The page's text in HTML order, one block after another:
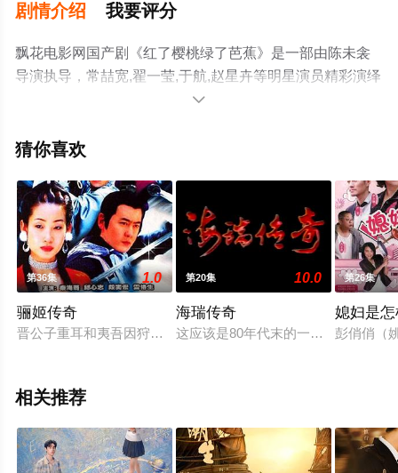
剧情介绍 我要评分
飘花电影网国产剧《红了樱桃绿了芭蕉》是一部由陈未衾
导演执导，常喆宽,翟一莹,于航,赵星卉等明星演员精彩演绎
的中国大陆电视剧，大结局剧情已揭晓（1-20全集），手
更多相关信息可移步至豆瓣电视剧、电视猫或剧情网等平

猜你喜欢
第36集 1.0
骊姬传奇
晋公子重耳和夷吾因狩猎迷失方向误入敌国骊戎被作为奸细抓
第20集 10.0
海瑞传奇
这应该是80年代末的一部电视剧了。
第26集
媳妇是
彭俏俏（
相关推荐